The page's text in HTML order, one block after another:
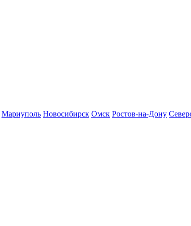
Мариуполь Новосибирск Омск Ростов-на-Дону